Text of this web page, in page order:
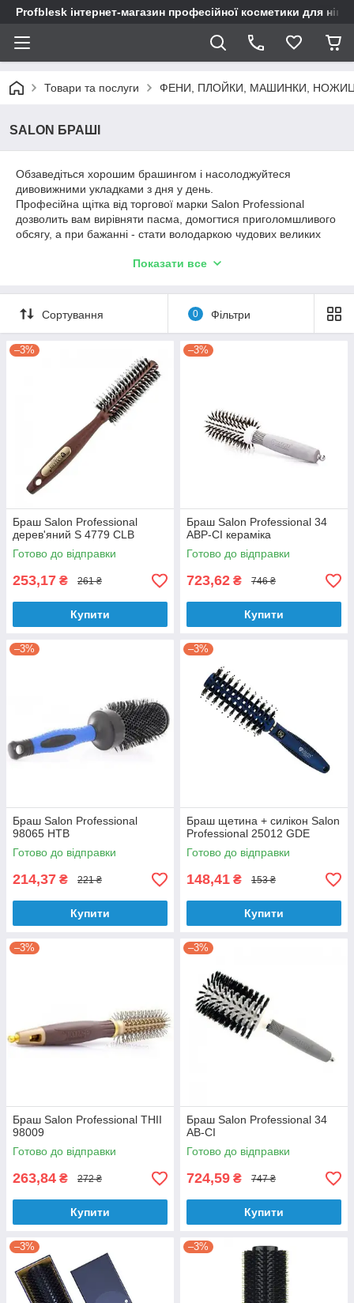
Profblesk інтернет-магазин професійної косметики для
Товари та послуги ФЕНИ, ПЛОЙКИ, МАШИНКИ,
SALON БРАШІ
Обзаведіться хорошим брашингом і насолоджуйтеся
дивовижними укладками з дня у день.
Професійна щітка від торгової марки Salon Professional
дозволить вам вирівняти пасма, домогтися приголомшливого
обсягу, а при бажанні - стати володаркою чудових великих
Брашинг Ceramic Ion Thermal Brush Nog Gold Series - це
дозволить вам відчути себе справжнім стилістом.
В парі з феном аксесуар чудово витягає пасма, не
дозволяючи їм магнититься, дарує вам бездоганну укладання
Показати все
Сортування 0 Фільтри
–3%
Браш Salon Professional
дерев'яний S 4779 CLB
Готово до відправки
253,17 ₴ 261 ₴
Купити
–3%
Браш Salon Professional 34
ABP-CI кераміка
Готово до відправки
723,62 ₴ 746 ₴
Купити
–3%
Браш Salon Professional
98065 HTB
Готово до відправки
214,37 ₴ 221 ₴
Купити
–3%
Браш щетина + силікон Salon
Professional 25012 GDE
Готово до відправки
148,41 ₴ 153 ₴
Купити
–3%
Браш Salon Professional THII
98009
Готово до відправки
263,84 ₴ 272 ₴
Купити
–3%
Браш Salon Professional 34
AB-CI
Готово до відправки
724,59 ₴ 747 ₴
Купити
–3% –3%